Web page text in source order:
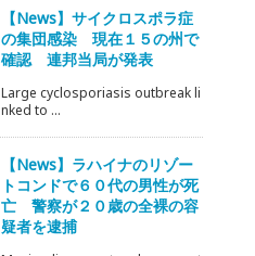
【News】サイクロスポラ症
の集団感染 現在１５の州で
確認 連邦当局が発表
Large cyclosporiasis outbreak li
nked to ...
【News】ラハイナのリゾー
トコンドで６０代の男性が死
亡 警察が２０歳の全裸の容
疑者を逮捕